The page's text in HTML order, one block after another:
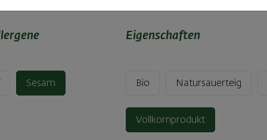
Sesam
Eigenschaften
Bio Natursauerteig
Vollkornprodukt